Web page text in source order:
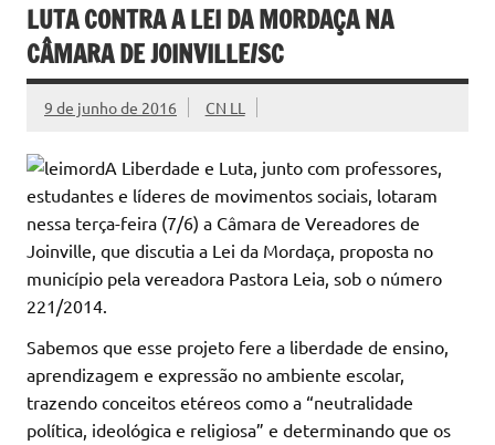
LUTA CONTRA A LEI DA MORDAÇA NA
CÂMARA DE JOINVILLE/SC
9 de junho de 2016 CN LL
A Liberdade e Luta, junto com professores,
estudantes e líderes de movimentos sociais, lotaram
nessa terça-feira (7/6) a Câmara de Vereadores de
Joinville, que discutia a Lei da Mordaça, proposta no
município pela vereadora Pastora Leia, sob o número
221/2014.
Sabemos que esse projeto fere a liberdade de ensino,
aprendizagem e expressão no ambiente escolar,
trazendo conceitos etéreos como a “neutralidade
política, ideológica e religiosa” e determinando que os